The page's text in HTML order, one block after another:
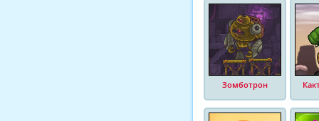
Зомботрон